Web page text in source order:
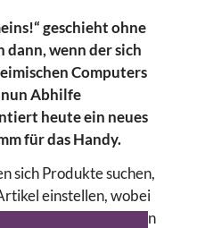
geschieht ohne
dann, wenn der sich
Computers
Abhilfe
heute ein neues
für das Handy.
sich Produkte suchen,
einstellen, wobei
Darstellung von